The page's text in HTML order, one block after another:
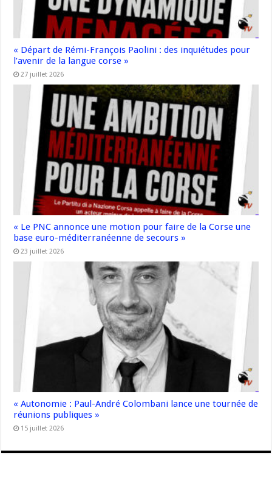
« Départ de Rémi-François Paolini : des inquiétudes pour
l’avenir de la langue corse »
27 juillet 2026
« Le PNC annonce une motion pour faire de la Corse une
base euro-méditerranéenne de secours »
23 juillet 2026
« Autonomie : Paul-André Colombani lance une tournée de
réunions publiques »
15 juillet 2026